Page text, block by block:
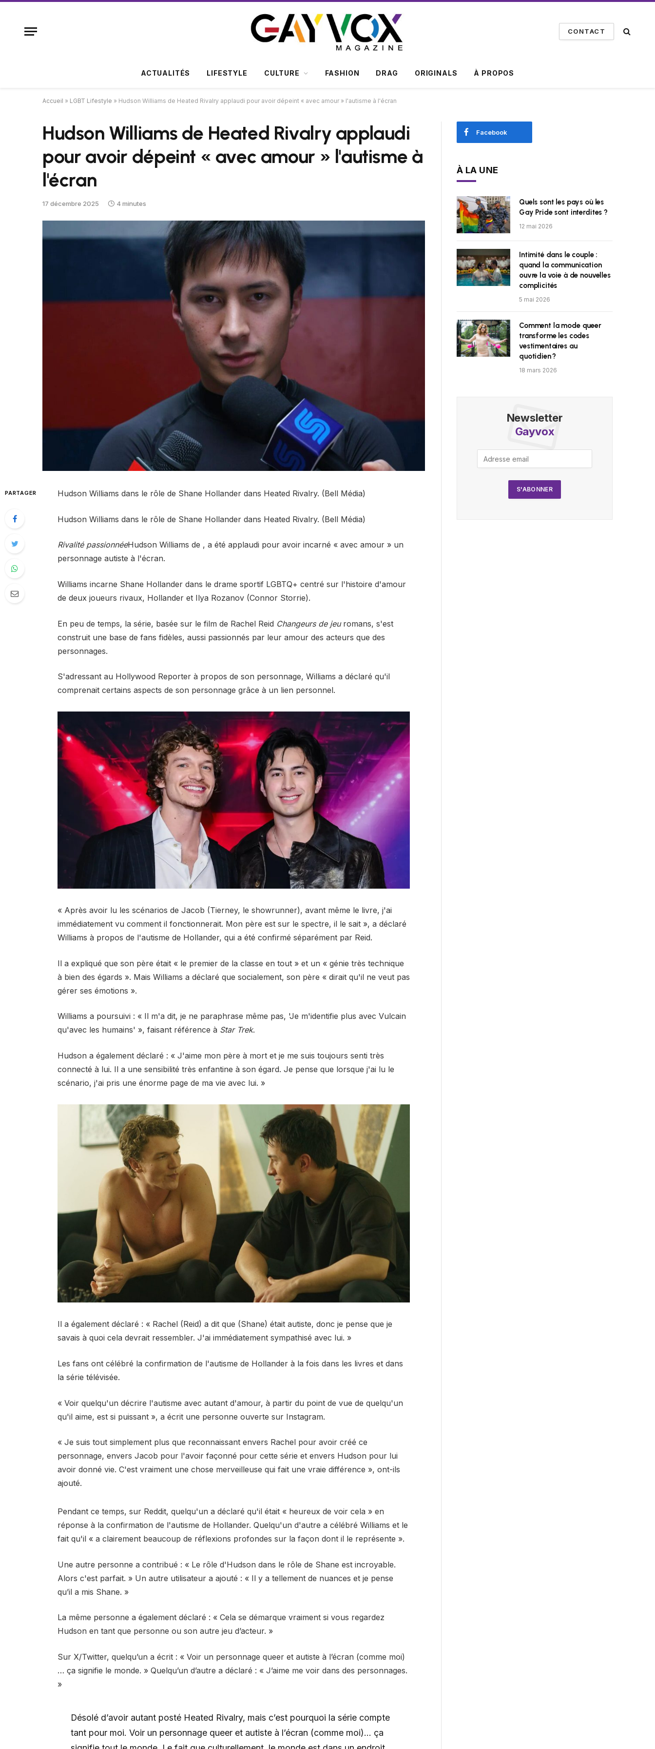
CONTACT
ACTUALITÉS LIFESTYLE CULTURE FASHION DRAG ORIGINALS À PROPOS
Accueil » LGBT Lifestyle » Hudson Williams de Heated Rivalry applaudi pour avoir dépeint « avec amour » l'autisme à l'écran
Hudson Williams de Heated Rivalry applaudi
pour avoir dépeint « avec amour » l'autisme à
l'écran
17 décembre 2025 4 minutes
PARTAGER Hudson Williams dans le rôle de Shane Hollander dans Heated Rivalry. (Bell Média)
Hudson Williams dans le rôle de Shane Hollander dans Heated Rivalry. (Bell Média)
Rivalité passionnéeHudson Williams de , a été applaudi pour avoir incarné « avec amour » un
personnage autiste à l'écran.
Williams incarne Shane Hollander dans le drame sportif LGBTQ+ centré sur l'histoire d'amour
de deux joueurs rivaux, Hollander et Ilya Rozanov (Connor Storrie).
En peu de temps, la série, basée sur le film de Rachel Reid Changeurs de jeuromans, s'est
construit une base de fans fidèles, aussi passionnés par leur amour des acteurs que des
personnages.
S'adressant au Hollywood Reporter à propos de son personnage, Williams a déclaré qu'il
comprenait certains aspects de son personnage grâce à un lien personnel.
« Après avoir lu les scénarios de Jacob (Tierney, le showrunner), avant même le livre, j'ai
immédiatement vu comment il fonctionnerait. Mon père est sur le spectre, il le sait », a déclaré
Williams à propos de l'autisme de Hollander, qui a été confirmé séparément par Reid.
Il a expliqué que son père était « le premier de la classe en tout » et un « génie très technique
à bien des égards ». Mais Williams a déclaré que socialement, son père « dirait qu'il ne veut pas
gérer ses émotions ».
Williams a poursuivi : « Il m'a dit, je ne paraphrase même pas, 'Je m'identifie plus avec Vulcain
qu'avec les humains' », faisant référence à Star Trek.
Hudson a également déclaré : « J'aime mon père à mort et je me suis toujours senti très
connecté à lui. Il a une sensibilité très enfantine à son égard. Je pense que lorsque j'ai lu le
scénario, j'ai pris une énorme page de ma vie avec lui. »
Il a également déclaré : « Rachel (Reid) a dit que (Shane) était autiste, donc je pense que je
savais à quoi cela devrait ressembler. J'ai immédiatement sympathisé avec lui. »
Les fans ont célébré la confirmation de l'autisme de Hollander à la fois dans les livres et dans
la série télévisée.
« Voir quelqu'un décrire l'autisme avec autant d'amour, à partir du point de vue de quelqu'un
qu'il aime, est si puissant », a écrit une personne ouverte sur Instagram.
« Je suis tout simplement plus que reconnaissant envers Rachel pour avoir créé ce
personnage, envers Jacob pour l'avoir façonné pour cette série et envers Hudson pour lui
avoir donné vie. C'est vraiment une chose merveilleuse qui fait une vraie différence », ont-ils
ajouté.
Pendant ce temps, sur Reddit, quelqu'un a déclaré qu'il était « heureux de voir cela » en
réponse à la confirmation de l'autisme de Hollander. Quelqu'un d'autre a célébré Williams et le
fait qu'il « a clairement beaucoup de réflexions profondes sur la façon dont il le représente ».
Une autre personne a contribué : « Le rôle d'Hudson dans le rôle de Shane est incroyable.
Alors c'est parfait. » Un autre utilisateur a ajouté : « Il y a tellement de nuances et je pense
qu’il a mis Shane. »
La même personne a également déclaré : « Cela se démarque vraiment si vous regardez
Hudson en tant que personne ou son autre jeu d’acteur. »
Sur X/Twitter, quelqu’un a écrit : « Voir un personnage queer et autiste à l’écran (comme moi)
… ça signifie le monde. » Quelqu’un d’autre a déclaré : « J’aime me voir dans des personnages.
»
Désolé d’avoir autant posté Heated Rivalry, mais c’est pourquoi la série compte
tant pour moi. Voir un personnage queer et autiste à l’écran (comme moi)… ça
Facebook
À LA UNE
Quels sont les pays où les
Gay Pride sont interdites ?
12 mai 2026
Intimité dans le couple :
quand la communication
ouvre la voie à de nouvelles
complicités
5 mai 2026
Comment la mode queer
transforme les codes
vestimentaires au
quotidien ?
18 mars 2026
Newsletter
Gayvox